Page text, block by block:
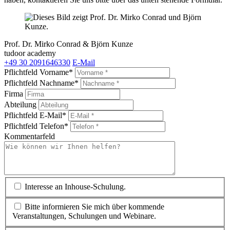
Prof. Dr. Mirko Conrad & Björn Kunze
tudoor academy
+49 30 2091646330 E-Mail
Pflichtfeld Vorname*
Pflichtfeld Nachname*
Firma
Abteilung
Pflichtfeld E-Mail*
Pflichtfeld Telefon*
Kommentarfeld
Interesse an Inhouse-Schulung.
Bitte informieren Sie mich über kommende
Veranstaltungen, Schulungen und Webinare.